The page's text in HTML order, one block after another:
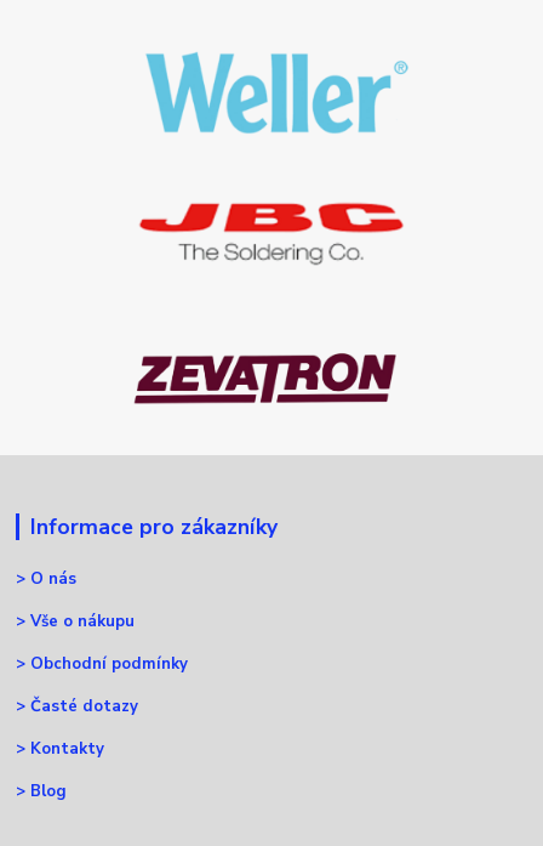
Informace pro zákazníky
> O nás
>Vše o nákupu
> Obchodní podmínky
>Časté dotazy
> Kontakty
> Blog